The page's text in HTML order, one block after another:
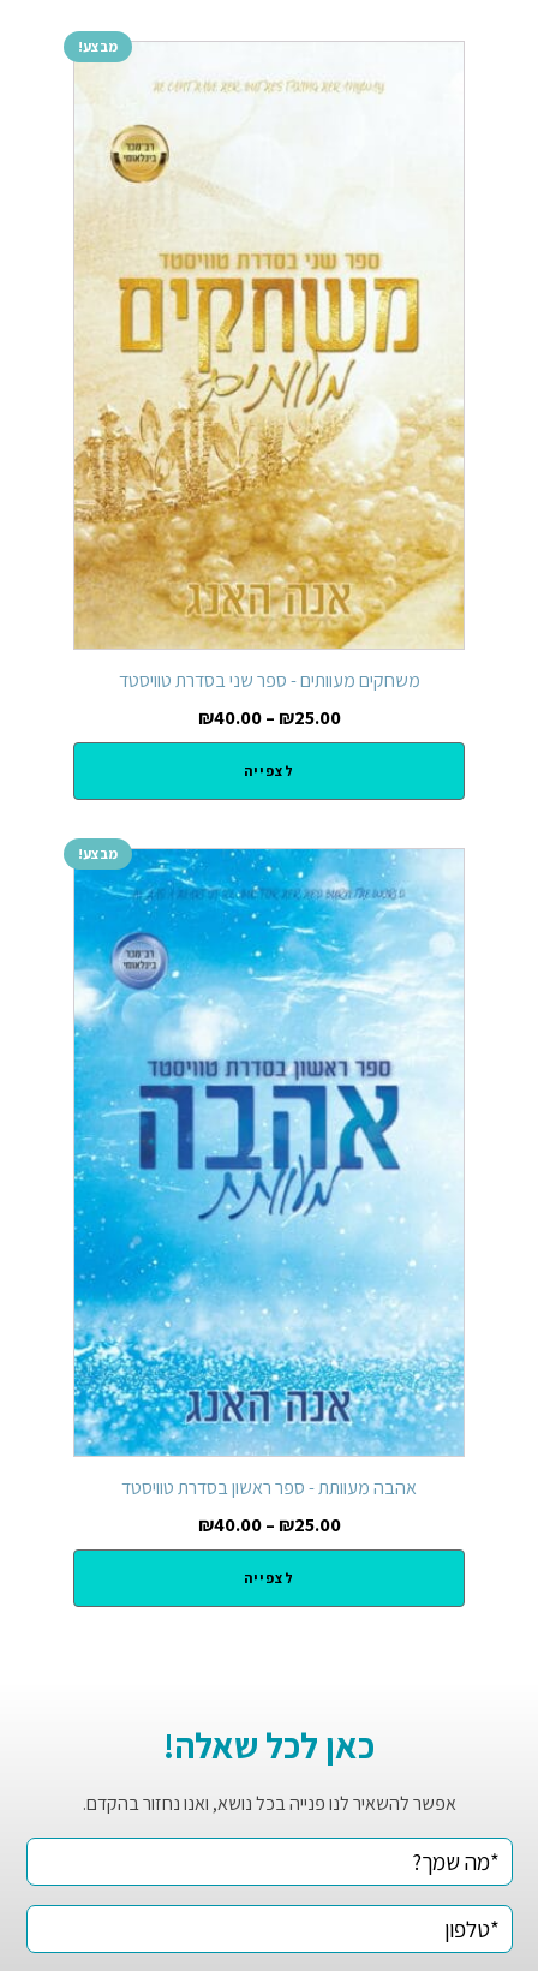
מבצע!
משחקים מעוותים - ספר שני בסדרת טוויסטד
₪25.00
–
₪40.00
לצפייה
מבצע!
אהבה מעוותת - ספר ראשון בסדרת טוויסטד
₪25.00
–
₪40.00
לצפייה
כאן לכל שאלה!
אפשר להשאיר לנו פנייה בכל נושא, ואנו נחזור בהקדם.